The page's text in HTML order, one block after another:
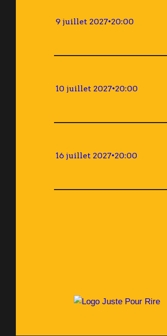
9 juillet 2027•20:00
10 juillet 2027•20:00
16 juillet 2027•20:00